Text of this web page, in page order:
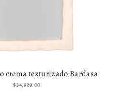
crema texturizado Bardasa
$ 34,929.00